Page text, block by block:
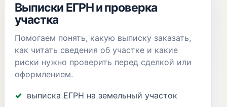
Выписки ЕГРН и проверка
участка
Помогаем понять, какую выписку заказать,
как читать сведения об участке и какие
риски нужно проверить перед сделкой или
оформлением.
выписка ЕГРН на земельный участок